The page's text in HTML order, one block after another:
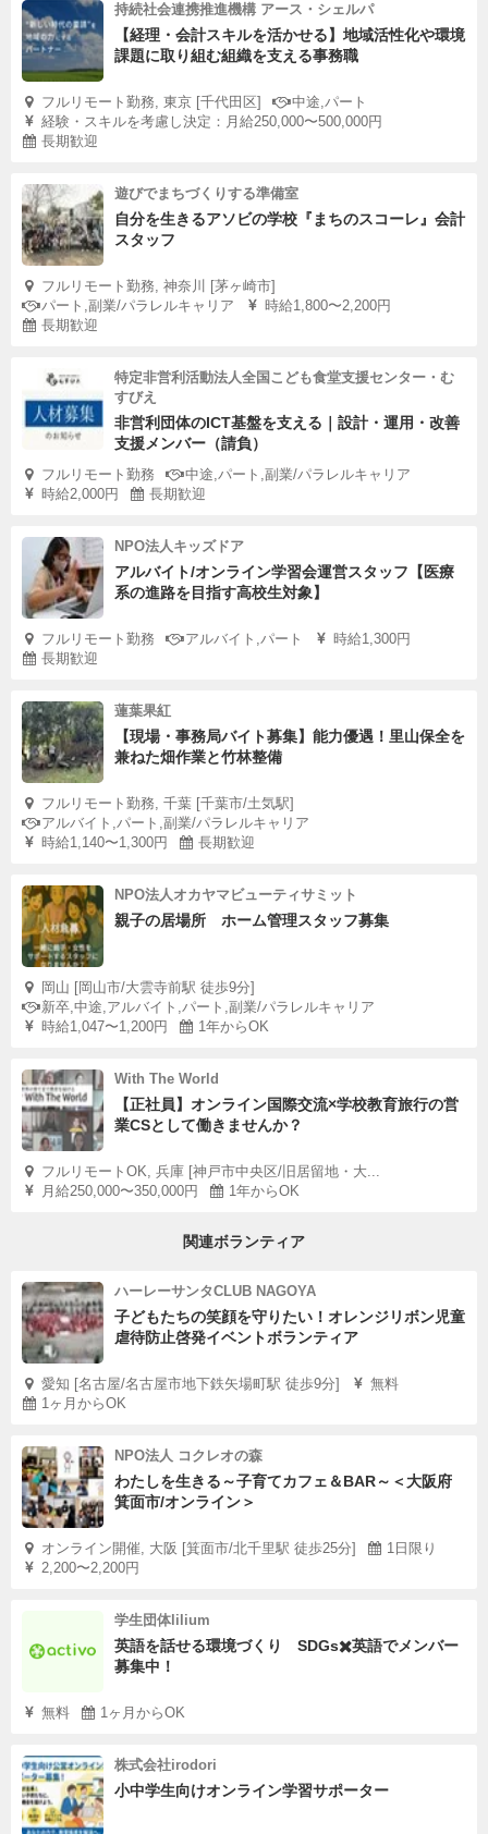
持続社会連携推進機構 アース・シェルパ
【経理・会計スキルを活かせる】地域活性化や環境
課題に取り組む組織を支える事務職
フルリモート勤務, 東京 [千代田区]
中途,パート
経験・スキルを考慮し決定：月給250,000〜500,000円
長期歓迎
遊びでまちづくりする準備室
自分を生きるアソビの学校『まちのスコーレ』会計
スタッフ
フルリモート勤務, 神奈川 [茅ヶ崎市]
パート,副業/パラレルキャリア
時給1,800〜2,200円
長期歓迎
特定非営利活動法人全国こども食堂支援センター・む
すびえ
非営利団体のICT基盤を支える｜設計・運用・改善
支援メンバー（請負）
フルリモート勤務
中途,パート,副業/パラレルキャリア
時給2,000円
長期歓迎
NPO法人キッズドア
アルバイト/オンライン学習会運営スタッフ【医療
系の進路を目指す高校生対象】
フルリモート勤務 アルバイト,パート
時給1,300円
長期歓迎
蓮葉果紅
【現場・事務局バイト募集】能力優遇！里山保全を
兼ねた畑作業と竹林整備
フルリモート勤務, 千葉 [千葉市/土気駅]
アルバイト,パート,副業/パラレルキャリア
時給1,140〜1,300円
長期歓迎
NPO法人オカヤマビューティサミット
親子の居場所 ホーム管理スタッフ募集
岡山 [岡山市/大雲寺前駅 徒歩9分]
新卒,中途,アルバイト,パート,副業/パラレルキャリア
時給1,047〜1,200円
1年からOK
With The World
【正社員】オンライン国際交流×学校教育旅行の営
業CSとして働きませんか？
フルリモートOK, 兵庫 [神戸市中央区/旧居留地・大...
月給250,000〜350,000円
1年からOK
関連ボランティア
ハーレーサンタCLUB NAGOYA
子どもたちの笑顔を守りたい！オレンジリボン児童
虐待防止啓発イベントボランティア
愛知 [名古屋/名古屋市地下鉄矢場町駅 徒歩9分]
無料
1ヶ月からOK
NPO法人 コクレオの森
わたしを生きる～子育てカフェ＆BAR～＜大阪府
箕面市/オンライン＞
オンライン開催, 大阪 [箕面市/北千里駅 徒歩25分]
1日限り
2,200〜2,200円
学生団体lilium
英語を話せる環境づくり SDGs✖️英語でメンバー
募集中！
無料 1ヶ月からOK
株式会社irodori
小中学生向けオンライン学習サポーター